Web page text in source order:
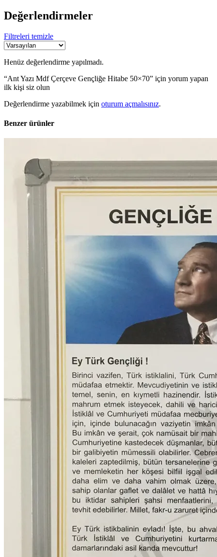
Değerlendirmeler
Filtreleri temizle
Henüz değerlendirme yapılmadı.
“Ant Yazı Mdf Çerçeve Gençliğe Hitabe 50×70” için yorum yapan
ilk kişi siz olun
Değerlendirme yazabilmek için oturum açmalısınız.
Benzer ürünler